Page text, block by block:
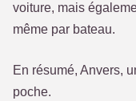
voiture, mais
même par bateau.
En résumé, Anvers,
poche.